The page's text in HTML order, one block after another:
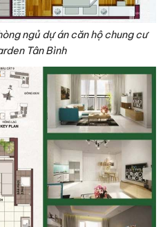
ngủ dự án căn hộ chung cư
Tân Bình